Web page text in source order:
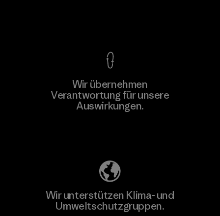
Wir übernehmen
Verantwortung für unsere
Auswirkungen.
Wir unterstützen Klima- und
Umweltschutzgruppen.